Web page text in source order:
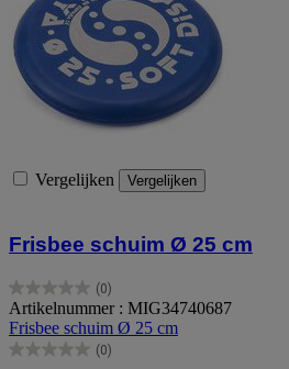
Vergelijken Vergelijken
Frisbee schuim Ø 25 cm
(0)
0.0
van
de
5
Artikelnummer : MIG34740687
Frisbee schuim Ø 25 cm
(0)
0.0